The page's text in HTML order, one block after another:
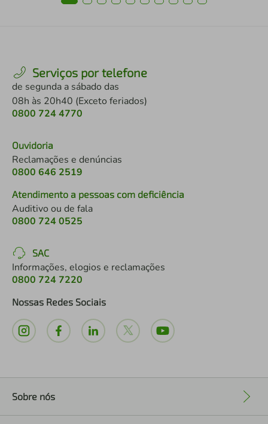
Serviços por telefone
de segunda a sábado das
08h às 20h40 (Exceto feriados)
0800 724 4770
Ouvidoria
Reclamações e denúncias
0800 646 2519
Atendimento a pessoas com deficiência
Auditivo ou de fala
0800 724 0525
SAC
Informações, elogios e reclamações
0800 724 7220
Nossas Redes Sociais
Sobre nós